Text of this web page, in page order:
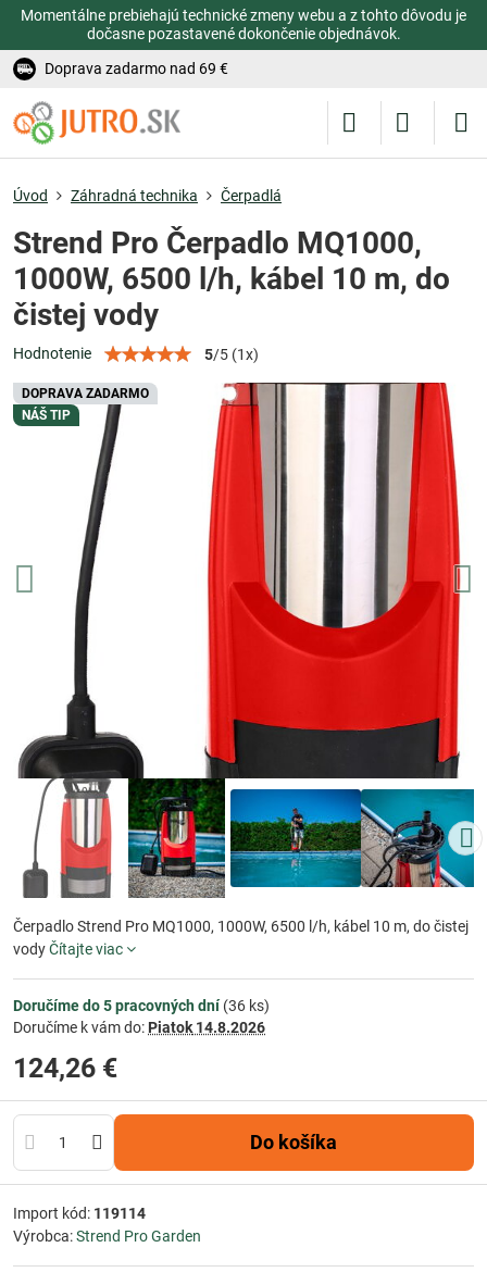
Momentálne prebiehajú technické zmeny webu a z tohto dôvodu je
dočasne pozastavené dokončenie objednávok.
Doprava zadarmo nad 69 €
DOPRAVA ZADARMO
NÁŠ TIP
Úvod Záhradná technika Čerpadlá
Strend Pro Čerpadlo MQ1000,
1000W, 6500 l/h, kábel 10 m, do
čistej vody
Hodnotenie 5/5 (1x)
Čerpadlo Strend Pro MQ1000, 1000W, 6500 l/h, kábel 10 m, do čistej
vodyČítajte viac
Doručíme do 5 pracovných dní(36 ks)
Doručíme k vám do: Piatok 14.8.2026
124,26 €
Do košíka
Import kód: 119114
Výrobca:Strend Pro Garden